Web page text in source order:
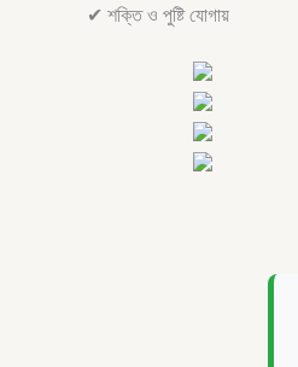
✔ শক্তি ও পুষ্টি যোগায়